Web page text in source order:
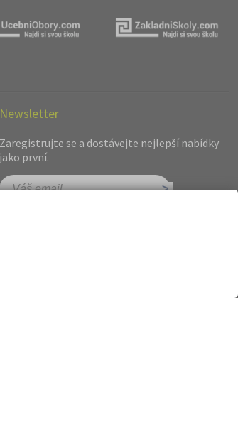
Newsletter
Zaregistrujte se a dostávejte nejlepší nabídky
jako první.